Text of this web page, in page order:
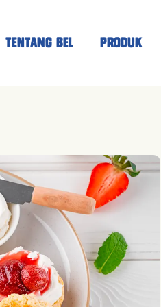
Tentang Bel Produk